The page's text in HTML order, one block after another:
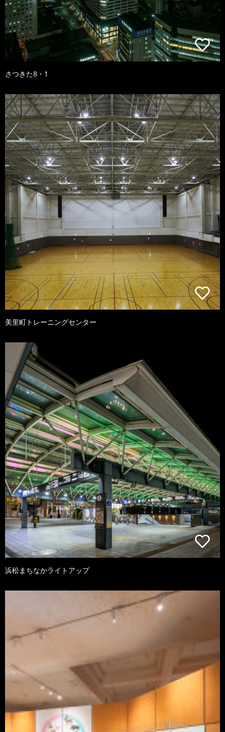
さつきた8・1
美里町トレーニングセンター
浜松まちなかライトアップ